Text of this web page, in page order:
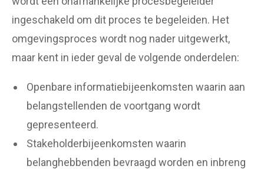
ingeschakeld om dit proces te begeleiden. Het
omgevingsproces wordt nog nader uitgewerkt,
maar kent in ieder geval de volgende onderdelen:
Openbare informatiebijeenkomsten waarin aan
belangstellenden de voortgang wordt
gepresenteerd.
Stakeholderbijeenkomsten waarin
belanghebbenden bevraagd worden en inbreng